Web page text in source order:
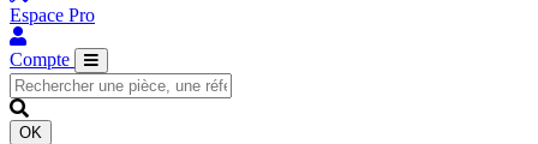
Espace Pro
Compte
OK